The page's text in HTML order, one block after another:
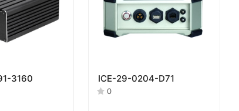
3160 ICE-29-0204-D71
0